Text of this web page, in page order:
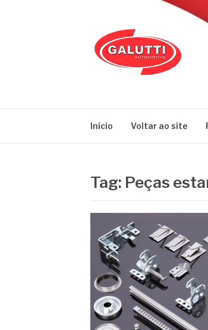
Início Voltar ao site
Tag: Peças